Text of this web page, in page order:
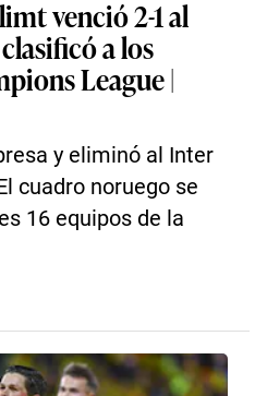
venció 2-1 al
a los
League |
y eliminó al Inter
cuadro noruego se
16 equipos de la